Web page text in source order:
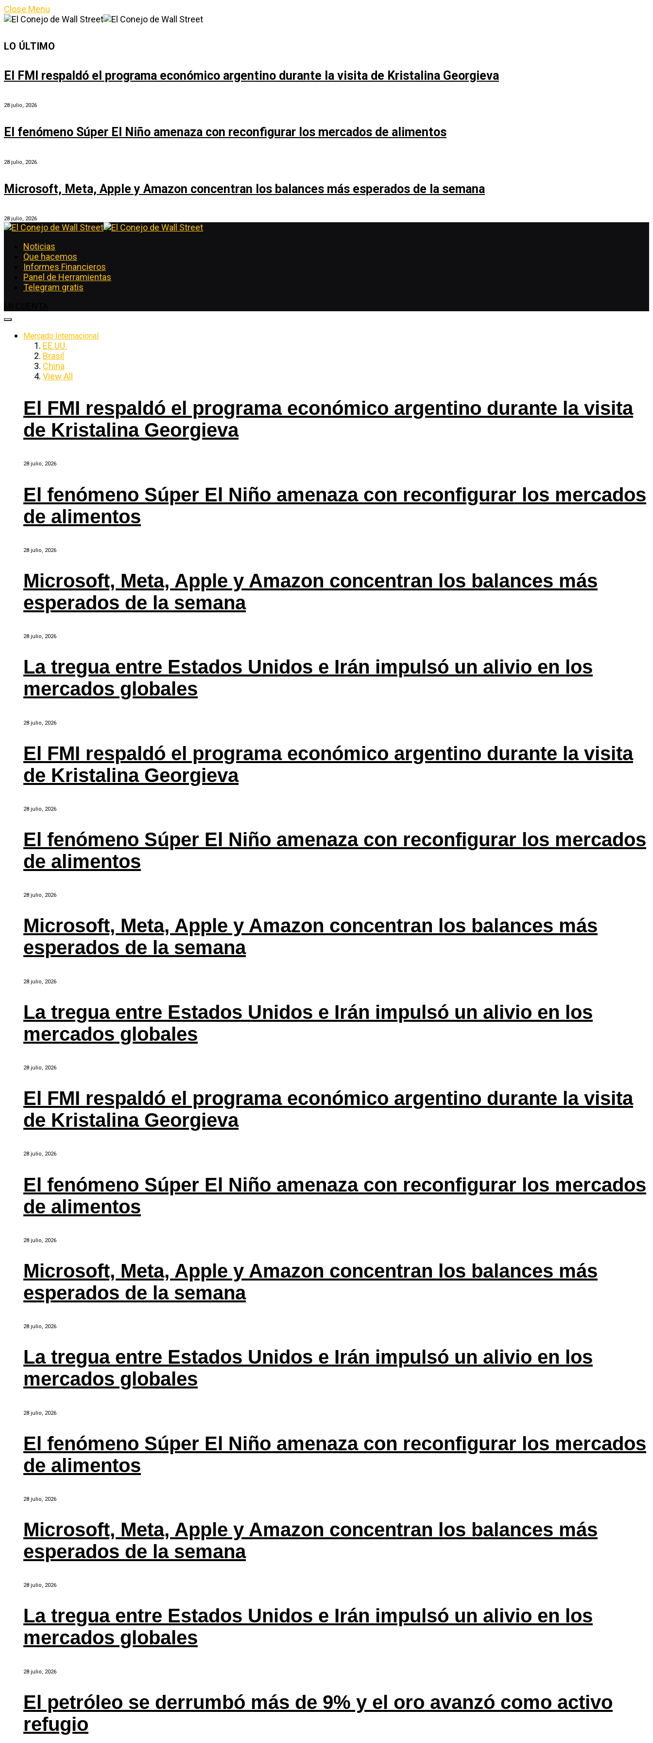
Close Menu
LO ÚLTIMO
El FMI respaldó el programa económico argentino durante la visita de Kristalina Georgieva
28 julio, 2026
El fenómeno Súper El Niño amenaza con reconfigurar los mercados de alimentos
28 julio, 2026
Microsoft, Meta, Apple y Amazon concentran los balances más esperados de la semana
28 julio, 2026
Noticias
Que hacemos
Informes Financieros
Panel de Herramientas
Telegram gratis
Mercado Internacional
EE.UU.
Brasil
China
View All
El FMI respaldó el programa económico argentino durante la visita
de Kristalina Georgieva
28 julio, 2026
El fenómeno Súper El Niño amenaza con reconfigurar los mercados
de alimentos
28 julio, 2026
Microsoft, Meta, Apple y Amazon concentran los balances más
esperados de la semana
28 julio, 2026
La tregua entre Estados Unidos e Irán impulsó un alivio en los
mercados globales
28 julio, 2026
El FMI respaldó el programa económico argentino durante la visita
de Kristalina Georgieva
28 julio, 2026
El fenómeno Súper El Niño amenaza con reconfigurar los mercados
de alimentos
28 julio, 2026
Microsoft, Meta, Apple y Amazon concentran los balances más
esperados de la semana
28 julio, 2026
La tregua entre Estados Unidos e Irán impulsó un alivio en los
mercados globales
28 julio, 2026
El FMI respaldó el programa económico argentino durante la visita
de Kristalina Georgieva
28 julio, 2026
El fenómeno Súper El Niño amenaza con reconfigurar los mercados
de alimentos
28 julio, 2026
Microsoft, Meta, Apple y Amazon concentran los balances más
esperados de la semana
28 julio, 2026
La tregua entre Estados Unidos e Irán impulsó un alivio en los
mercados globales
28 julio, 2026
El fenómeno Súper El Niño amenaza con reconfigurar los mercados
de alimentos
28 julio, 2026
Microsoft, Meta, Apple y Amazon concentran los balances más
esperados de la semana
28 julio, 2026
La tregua entre Estados Unidos e Irán impulsó un alivio en los
mercados globales
28 julio, 2026
El petróleo se derrumbó más de 9% y el oro avanzó como activo
refugio